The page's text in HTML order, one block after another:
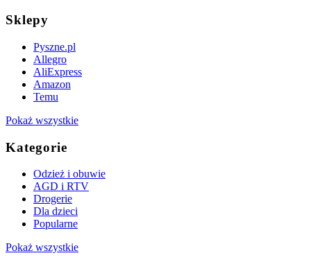
Sklepy
Pyszne.pl
Allegro
AliExpress
Amazon
Temu
Pokaż wszystkie
Kategorie
Odzież i obuwie
AGD i RTV
Drogerie
Dla dzieci
Popularne
Pokaż wszystkie